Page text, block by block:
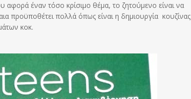
αφορά έναν τόσο κρίσιμο θέμα, το ζητούμενο είναι να
προϋποθέτει πολλά όπως είναι η δημιουργία κουζίνας
κοκ.